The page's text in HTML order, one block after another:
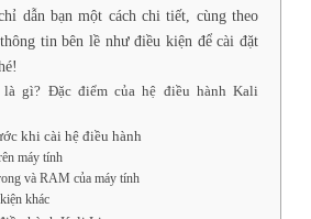
dẫn bạn một cách chi tiết, cùng theo
tin bên lề như điều kiện để cài đặt
gì? Đặc điểm của hệ điều hành Kali
khi cài hệ điều hành
máy tính
và RAM của máy tính
khác